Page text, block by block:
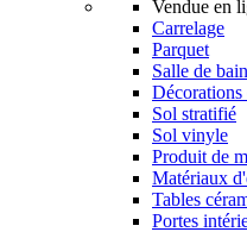
Vendue en
Carrelage
Parquet
Salle de
Décorations
Sol stratifié
Sol vinyle
Produit de
Matériaux
Tables
Portes